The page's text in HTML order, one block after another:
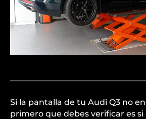
Si la pantalla de tu Audi Q3 no
primero que debes verificar es